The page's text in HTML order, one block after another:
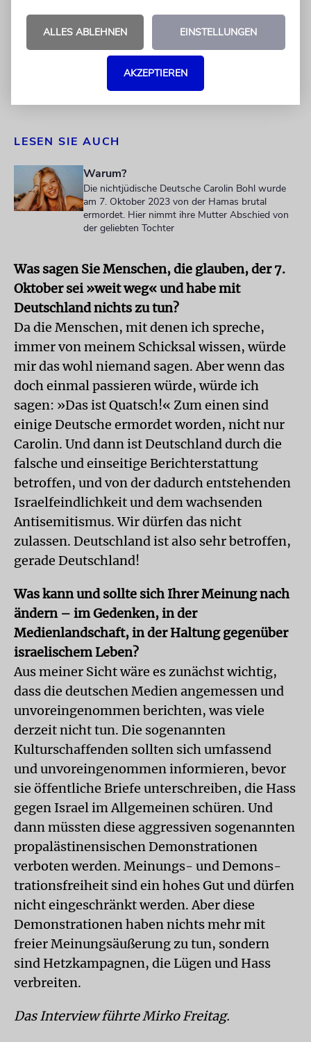
eine andere. Und ich bin nun Teil davon.
Was wünschen Sie sich heute – für das
Gedenken an Ihre Tochter?
Dass sie nicht vergessen wird.
LESEN SIE AUCH
Warum?
Die nichtjüdische Deutsche Carolin Bohl wurde
am 7. Oktober 2023 von der Hamas brutal
ermordet. Hier nimmt ihre Mutter Abschied von
der geliebten Tochter
Was sagen Sie Menschen, die glauben, der 7.
Oktober sei »weit weg« und habe mit
Deutschland nichts zu tun?
Da die Menschen, mit denen ich spreche,
immer von meinem Schicksal wissen, würde
mir das wohl niemand sagen. Aber wenn das
doch einmal passieren würde, würde ich
sagen: »Das ist Quatsch!« Zum einen sind
einige Deutsche ermordet worden, nicht nur
Carolin. Und dann ist Deutschland durch die
falsche und einseitige Berichterstattung
betroffen, und von der dadurch entstehenden
Israelfeindlichkeit und dem wachsenden
Antisemitismus. Wir dürfen das nicht
zulassen. Deutschland ist also sehr betroffen,
gerade Deutschland!
Was kann und sollte sich Ihrer Meinung nach
ändern – im Gedenken, in der
Medienlandschaft, in der Haltung gegenüber
israelischem Leben?
Aus meiner Sicht wäre es zunächst wichtig,
dass die deutschen Medien angemessen und
unvoreingenommen berichten, was viele
derzeit nicht tun. Die sogenannten
Kulturschaffenden sollten sich umfassend
und unvoreingenommen informieren, bevor
sie öffentliche Briefe unterschreiben, die Hass
gegen Israel im Allgemeinen schüren. Und
dann müssten diese aggressiven sogenannten
propalästinensischen Demonstrationen
verboten werden. Meinungs- und Demons­
trationsfreiheit sind ein hohes Gut und dürfen
nicht eingeschränkt werden. Aber diese
Demonstrationen haben nichts mehr mit
freier Meinungsäußerung zu tun, sondern
sind Hetzkampagnen, die Lügen und Hass
verbreiten.
Das Interview führte Mirko Freitag.
ALLES ABLEHNEN EINSTELLUNGEN
AKZEPTIEREN